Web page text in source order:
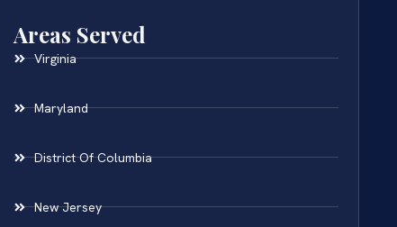
Areas Served
Virginia
Maryland
District Of Columbia
New Jersey